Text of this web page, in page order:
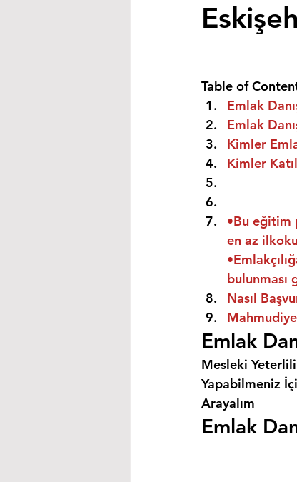
Table of
Emlak
Emlak
Kimler
Kimler
•Bu eğitim
en az
bulunması
Nasıl
Emlak
Mesleki
Yapabilmeniz
Arayalım
Emlak